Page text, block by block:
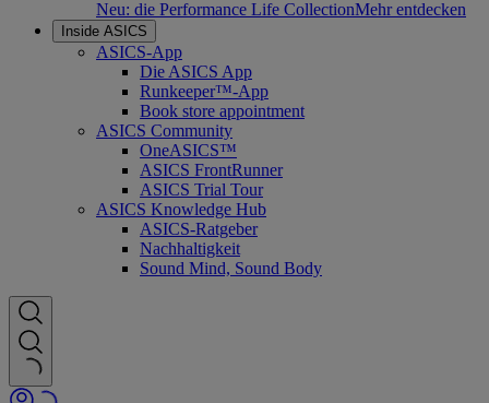
Neu: die Performance Life CollectionMehr entdecken
Inside ASICS
ASICS-App
Die ASICS App
Runkeeper™-App
Book store appointment
ASICS Community
OneASICS™
ASICS FrontRunner
ASICS Trial Tour
ASICS Knowledge Hub
ASICS-Ratgeber
Nachhaltigkeit
Sound Mind, Sound Body